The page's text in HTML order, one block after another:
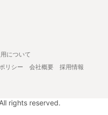
について
リシー 会社概要
採用情報
rights reserved.